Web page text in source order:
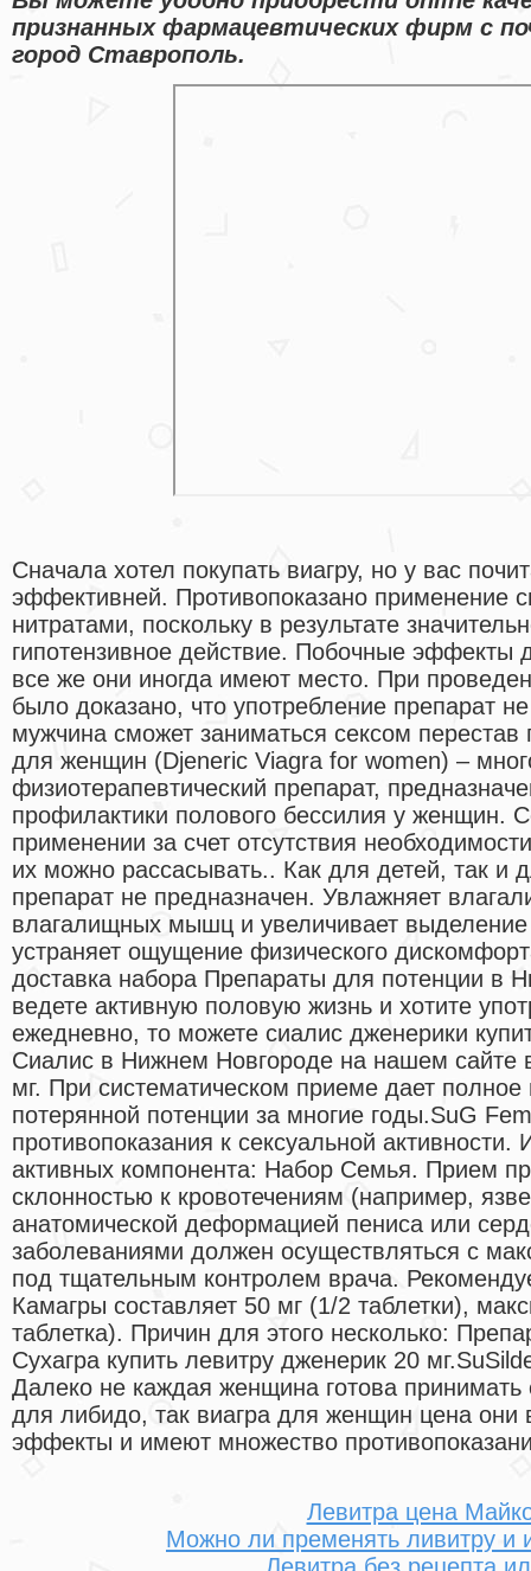
признанных фармацевтических фирм с
город Ставрополь.
Сначала хотел покупать виагру, но у вас
эффективней. Противопоказано применение
нитратами, поскольку в результате
гипотензивное действие. Побочные эффекты
все же они иногда имеют место. При
было доказано, что употребление препарат
мужчина сможет заниматься сексом перестав
для женщин (Djeneric Viagra for women) –
физиотерапевтический препарат,
профилактики полового бессилия у женщин.
применении за счет отсутствия
их можно рассасывать.. Как для детей, так и
препарат не предназначен. Увлажняет
влагалищных мышц и увеличивает
устраняет ощущение физического
доставка набора Препараты для потенции в
ведете активную половую жизнь и хотите
ежедневно, то можете сиалис дженерики
Сиалис в Нижнем Новгороде на нашем сайте
мг. При систематическом приеме дает полное
потерянной потенции за многие годы.SuG
противопоказания к сексуальной
активных компонента: Набор Семья. Прием
склонностью к кровотечениям (например,
анатомической деформацией пениса или
заболеваниями должен осуществляться с
под тщательным контролем врача.
Камагры составляет 50 мг (1/2 таблетки),
таблетка). Причин для этого несколько:
Сухагра купить левитру дженерик 20
Далеко не каждая женщина готова принимать
для либидо, так виагра для женщин цена
эффекты и имеют множество
Левитра цена
Можно ли пременять ливитру и